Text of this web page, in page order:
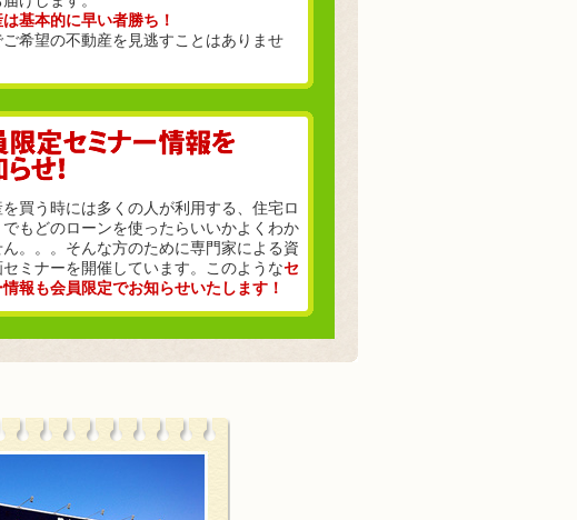
基本的に早い者勝ち！
ご希望の不動産を見逃すことはありませ
買う時には多くの人が利用する、住宅ロ
でもどのローンを使ったらいいかよくわか
ん。。。そんな方のために専門家による資
ミナーを開催しています。このようなセ
情報も会員限定でお知らせいたします！